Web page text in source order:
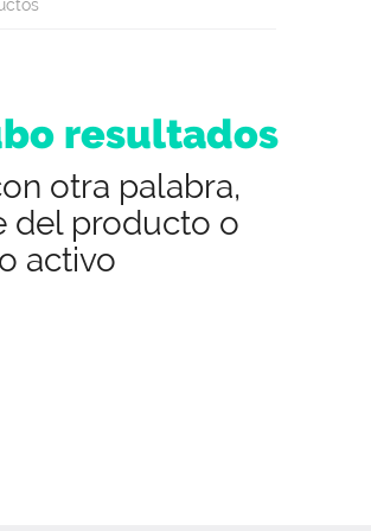
resultados
otra palabra,
del producto o
activo